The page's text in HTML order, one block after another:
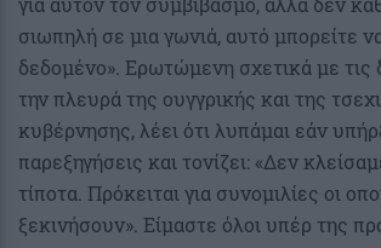
σιωπηλή σε μια γωνιά, αυτό μπορείτε
δεδομένο». Ερωτώμενη σχετικά με τις
την πλευρά της ουγγρικής και της
κυβέρνησης, λέει ότι λυπάμαι εάν
παρεξηγήσεις και τονίζει: «Δεν
τίποτα. Πρόκειται για συνομιλίες οι
ξεκινήσουν». Είμαστε όλοι υπέρ της